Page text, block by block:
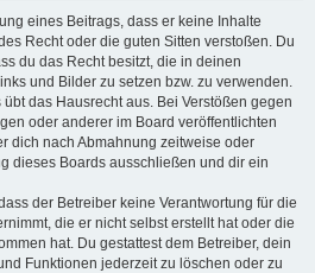
eines Beitrags, dass er keine Inhalte
Recht oder die guten Sitten verstoßen. Du
du das Recht besitzt, die in deinen
und Bilder zu setzen bzw. zu verwenden.
das Hausrecht aus. Bei Verstößen gegen
oder anderer im Board veröffentlichten
dich nach Abmahnung zeitweise oder
dieses Boards ausschließen und dir ein
der Betreiber keine Verantwortung für die
die er nicht selbst erstellt hat oder die
hat. Du gestattest dem Betreiber, dein
Funktionen jederzeit zu löschen oder zu